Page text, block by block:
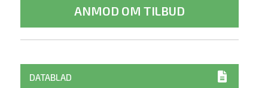
ANMOD OM TILBUD
DATABLAD